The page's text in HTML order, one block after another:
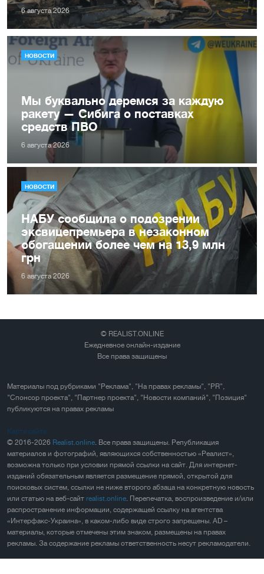
6 августа 2026
НОВОСТИ
Мы буквально деремся за каждую
ракету — Сибига о поставках
средств ПВО
6 августа 2026
НОВОСТИ
НАБУ сообщила о подозрении
эксвицепремьера в незаконном
обогащении более чем на 13,9 млн
грн
6 августа 2026
© REALIST.ONLINE
Ежедневное онлайн-издание
Все права защищены
Материалы под рубриками "Реклама", "На правах рекламы", "PR",
"Спонсор проекта", "Партнер проекта", "Новости компаний", "Позиция"
публикуются на правах рекламы
Карта сайта
© 2016-2026 Realist.online. Все права защищены. Републикация
материалов и фотографий, являющихся собственностью «Реалист»,
возможна только при условии прямой ссылки на сайт. Для интернет-
изданий обязательным является размещение прямой, открытой для
поисковых систем, ссылки не ниже второго абзаца на конкретную новость
или статью на веб-сайт realist.online. Перепечатка, воспроизведение и/или
распространение информации, содержащей ссылку на агентства
«Интерфакс-Украина», в каком-либо виде строго запрещены. AD –
материалы, которые отмечены этим знаком, размещены на правах
рекламы. За содержание рекламы ответственность несут рекламодатели.